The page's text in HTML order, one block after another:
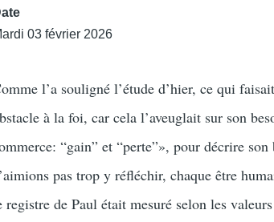
03 février 2026
l’a souligné l’étude d’hier, ce qui
à la foi, car cela l’aveuglait sur son
“gain” et “perte”», pour décrire
pas trop y réfléchir, chaque être
registre de Paul était mesuré selon les